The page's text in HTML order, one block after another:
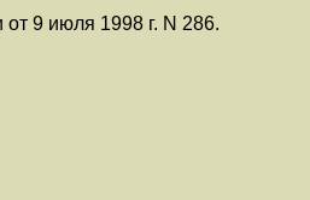
9 июля 1998 г. N 286.